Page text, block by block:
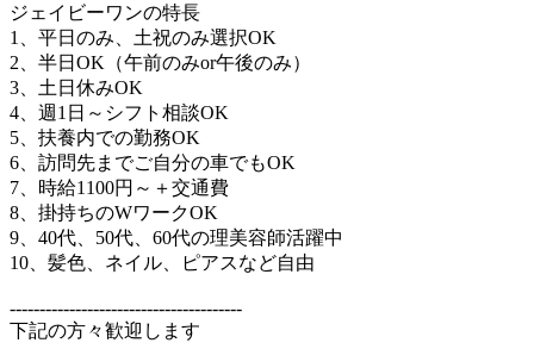
ジェイビーワンの特長
1、平日のみ、土祝のみ選択OK
2、半日OK（午前のみor午後のみ）
3、土日休みOK
4、週1日～シフト相談OK
5、扶養内での勤務OK
6、訪問先までご自分の車でもOK
7、時給1100円～＋交通費
8、掛持ちのWワークOK
9、40代、50代、60代の理美容師活躍中
10、髪色、ネイル、ピアスなど自由
---------------------------------------
下記の方々歓迎します